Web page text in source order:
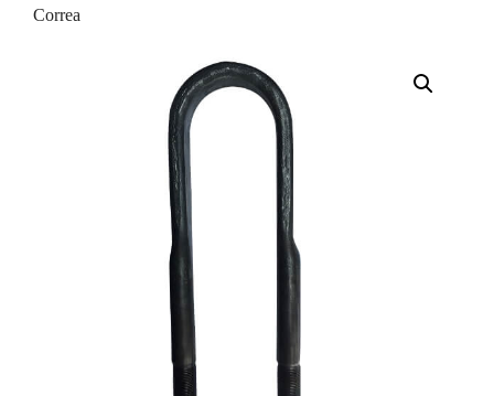
Correa